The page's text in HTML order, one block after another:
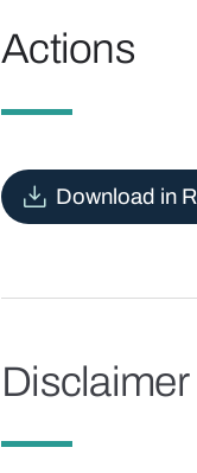
Actions
Download in
Disclaimer